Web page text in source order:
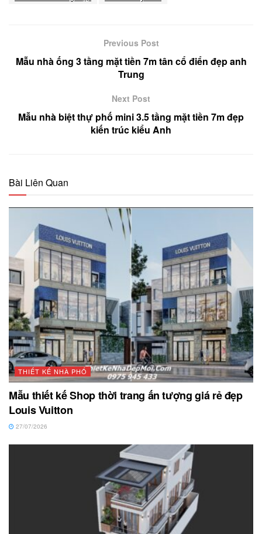
Previous Post
Mẫu nhà ống 3 tầng mặt tiền 7m tân cổ điển đẹp anh
Trung
Next Post
Mẫu nhà biệt thự phố mini 3.5 tầng mặt tiền 7m đẹp
kiến trúc kiểu Anh
Bài Liên Quan
THIẾT KẾ NHÀ PHỐ
Mẫu thiết kế Shop thời trang ấn tượng giá rẻ đẹp
Louis Vuitton
27/07/2026